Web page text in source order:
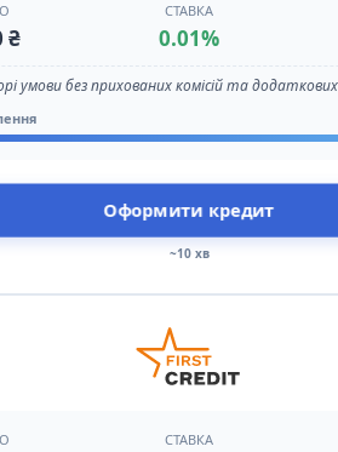
₴
СТАВКА
0.01%
умови без прихованих комісій та
Оформити кредит
~10 хв
СТАВКА